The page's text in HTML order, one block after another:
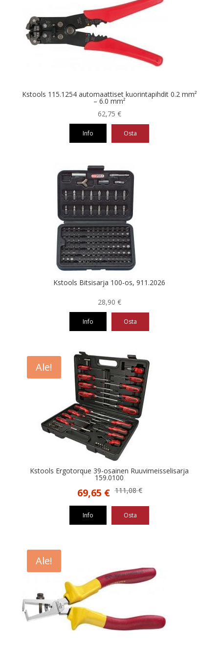
Kstools 115.1254 automaattiset kuorintapihdit 0.2 mm²
– 6.0 mm²
62,75 €
Info Osta
Kstools Bitsisarja 100-os, 911.2026
28,90 €
Info Osta
Ale!
Kstools Ergotorque 39-osainen Ruuvimeisselisarja
159.0100
111,08€
Alkuperäinen
111,08 €.
69,65 €Nykyinen
69,65 €.
Info Osta
Ale!